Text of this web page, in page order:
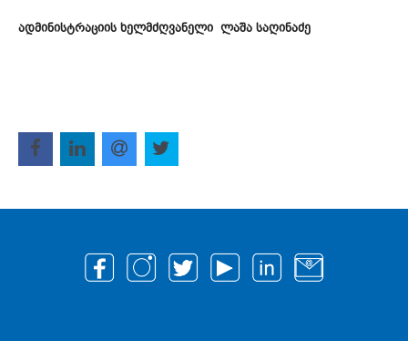
ადმინისტრაციის ხელმძღვანელი ლაშა საღინაძე